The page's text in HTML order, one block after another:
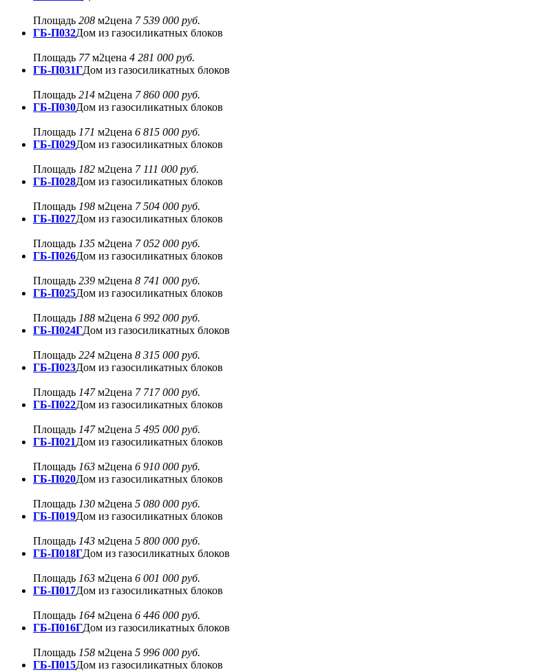
Площадь 208 м2цена 7 539 000 руб.
ГБ-П032Дом из газосиликатных блоков
Площадь 77м2цена 4 281 000 руб.
ГБ-П031ГДом из газосиликатных блоков
Площадь 214 м2цена 7 860 000 руб.
ГБ-П030Дом из газосиликатных блоков
Площадь 171 м2цена 6 815 000 руб.
ГБ-П029Дом из газосиликатных блоков
Площадь 182 м2цена 7 111 000 руб.
ГБ-П028Дом из газосиликатных блоков
Площадь 198 м2цена 7 504 000 руб.
ГБ-П027Дом из газосиликатных блоков
Площадь 135 м2цена 7 052 000 руб.
ГБ-П026Дом из газосиликатных блоков
Площадь 239 м2цена 8 741 000 руб.
ГБ-П025Дом из газосиликатных блоков
Площадь 188 м2цена 6 992 000 руб.
ГБ-П024ГДом из газосиликатных блоков
Площадь 224 м2цена 8 315 000 руб.
ГБ-П023Дом из газосиликатных блоков
Площадь 147м2цена 7 717 000 руб.
ГБ-П022Дом из газосиликатных блоков
Площадь 147м2цена 5 495 000 руб.
ГБ-П021Дом из газосиликатных блоков
Площадь 163 м2цена 6 910 000 руб.
ГБ-П020Дом из газосиликатных блоков
Площадь 130 м2цена 5 080 000 руб.
ГБ-П019Дом из газосиликатных блоков
Площадь 143 м2цена 5 800 000 руб.
ГБ-П018ГДом из газосиликатных блоков
Площадь 163 м2цена 6 001 000 руб.
ГБ-П017Дом из газосиликатных блоков
Площадь 164 м2цена 6 446 000 руб.
ГБ-П016ГДом из газосиликатных блоков
Площадь 158 м2цена 5 996 000 руб.
ГБ-П015Дом из газосиликатных блоков